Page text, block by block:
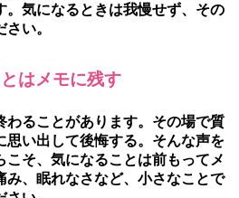
。気になるときは我慢せず、その
い。
はメモに残す
わることがあります。その場で質
思い出して後悔する。そんな声を
こそ、気になることは前もってメ
み、眠れなさなど、小さなことで